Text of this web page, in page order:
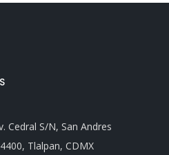
Cedral S/N, San Andres
Tlalpan, CDMX